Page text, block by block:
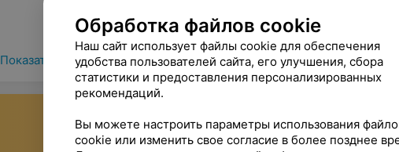
выполнен в стиле европейского клуба
отличает благородное сочетание цветовой
мебель и приглушенный свет создают здесь
Показать ещё
Дата Время Чел.
Обработка файлов cookie
Наш сайт использует файлы cookie для обеспечения
удобства пользователей сайта, его улучшения, сбора
статистики и предоставления персонализированных
рекомендаций.
Вы можете настроить параметры использования
cookie или изменить свое согласие в более позднее